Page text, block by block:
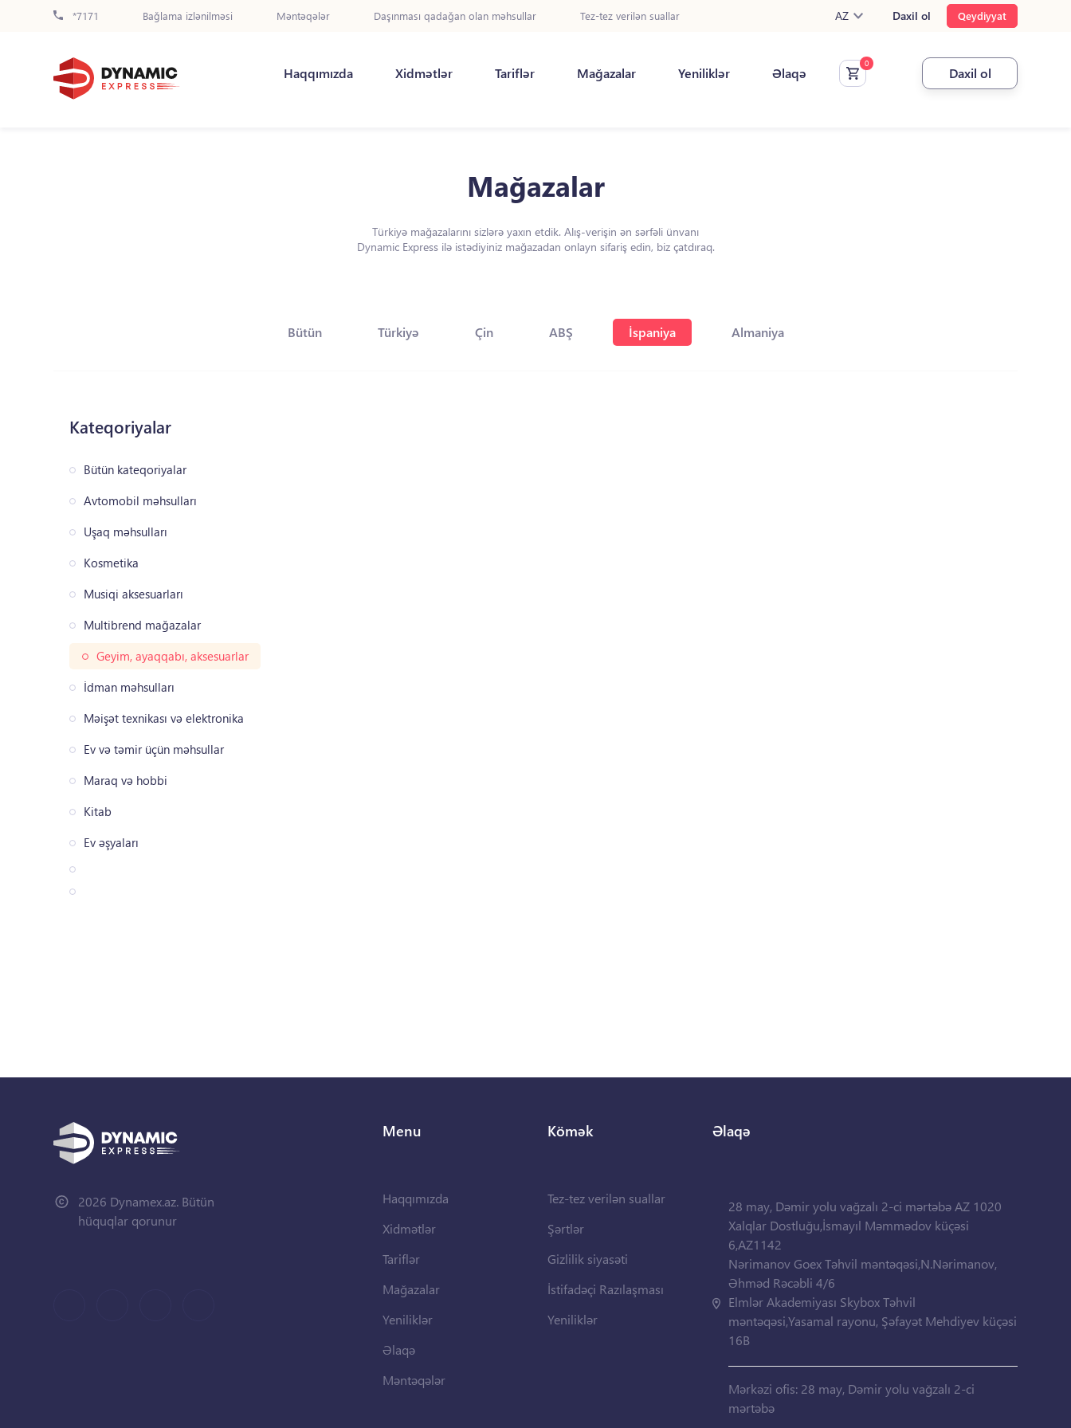
*7171 Bağlama izlənilməsi Məntəqələr Daşınması qadağan olan məhsullar Tez-tez verilən suallar AZ Daxil ol Qeydiyyat
Haqqımızda Xidmətlər Tariflər Mağazalar Yeniliklər Əlaqə Daxil ol
Mağazalar
Türkiyə mağazalarını sizlərə yaxın etdik. Alış-verişin ən sərfəli ünvanı
Dynamic Express ilə istədiyiniz mağazadan onlayn sifariş edin, biz çatdıraq.
Bütün Türkiyə Çin ABŞ İspaniya Almaniya
Kateqoriyalar
Bütün kateqoriyalar
Avtomobil məhsulları
Uşaq məhsulları
Kosmetika
Musiqi aksesuarları
Multibrend mağazalar
Geyim, ayaqqabı, aksesuarlar
İdman məhsulları
Məişət texnikası və elektronika
Ev və təmir üçün məhsullar
Maraq və hobbi
Kitab
Ev əşyaları
2026 Dynamex.az. Bütün
hüquqlar qorunur
Menu
Haqqımızda
Xidmətlər
Tariflər
Mağazalar
Yeniliklər
Əlaqə
Məntəqələr
Kömək
Tez-tez verilən suallar
Şərtlər
Gizlilik siyasəti
İstifadəçi Razılaşması
Yeniliklər
Əlaqə
28 may, Dəmir yolu vağzalı 2-ci mərtəbə AZ 1020
Xalqlar Dostluğu,İsmayıl Məmmədov küçəsi
6,AZ1142
Nərimanov Goex Təhvil məntəqəsi,N.Nərimanov,
Əhməd Rəcəbli 4/6
Elmlər Akademiyası Skybox Təhvil
məntəqəsi,Yasamal rayonu, Şəfayət Mehdiyev küçəsi
16B
Mərkəzi ofis: 28 may, Dəmir yolu vağzalı 2-ci
mərtəbə